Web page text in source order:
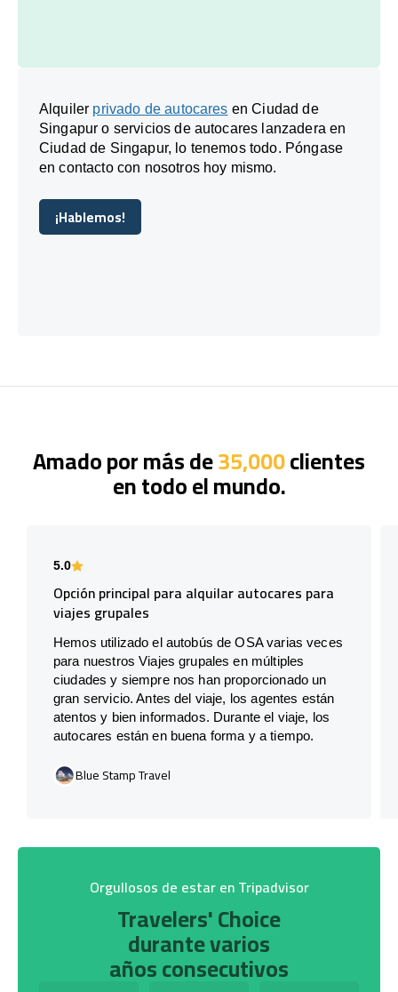
Alquiler privado de autocares en Ciudad de
Singapur o servicios de autocares lanzadera en
Ciudad de Singapur, lo tenemos todo. Póngase
en contacto con nosotros hoy mismo.
¡Hablemos!
¡Hablemos!
Amado por más de35,000clientes
en todo el mundo.
5.0
Opción principal para alquilar autocares para
viajes grupales
Hemos utilizado el autobús de OSA varias veces
para nuestros Viajes grupales en múltiples
ciudades y siempre nos han proporcionado un
gran servicio. Antes del viaje, los agentes están
atentos y bien informados. Durante el viaje, los
autocares están en buena forma y a tiempo.
Blue Stamp Travel
Orgullosos de estar en Tripadvisor
Travelers' Choice
durante varios
años consecutivos